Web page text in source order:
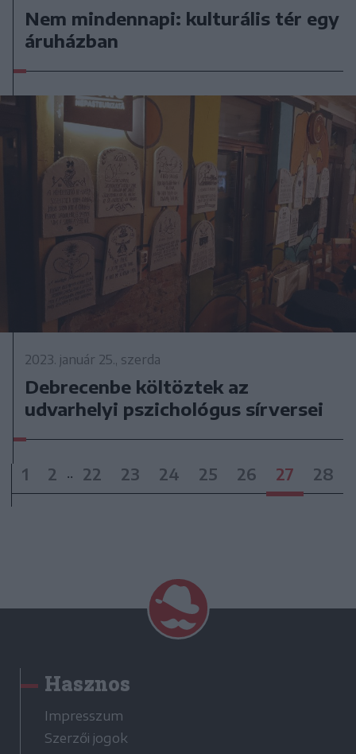
Nem mindennapi: kulturális tér egy
áruházban
2023. január 25., szerda
Debrecenbe költöztek az
udvarhelyi pszichológus sírversei
1 2 .. 22 23 24 25 26 27 28
Hasznos
Impresszum
Szerzői jogok